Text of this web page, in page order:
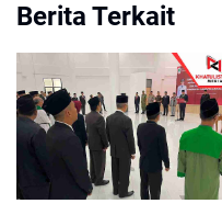
Berita Terkait